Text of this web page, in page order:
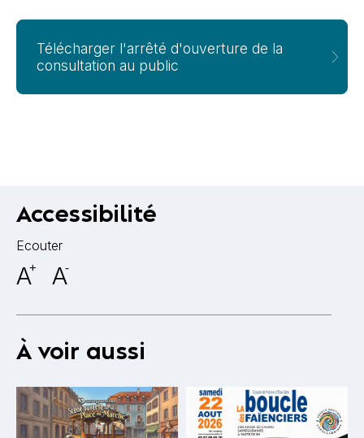
Télécharger l'arrêté d'ouverture de la
consultation au public
Accessibilité
Ecouter
A+ A-
À voir aussi